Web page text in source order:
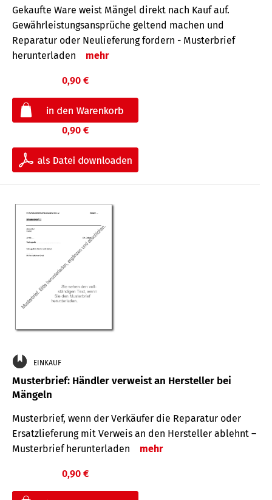
Gekaufte Ware weist Mängel direkt nach Kauf auf.
Gewährleistungsansprüche geltend machen und
Reparatur oder Neulieferung fordern - Musterbrief
herunterladen
mehr
0,90 €
0,90 €
EINKAUF
Musterbrief: Händler verweist an Hersteller bei
Mängeln
Musterbrief, wenn der Verkäufer die Reparatur oder
Ersatzlieferung mit Verweis an den Hersteller ablehnt –
Musterbrief herunterladen
mehr
0,90 €